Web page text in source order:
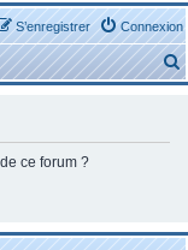
Connexion
S’enregistrer
e
c
ce forum ?